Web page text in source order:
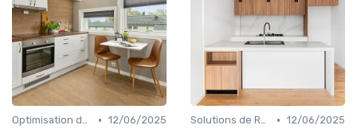
Optimisation de l'Espace • 12/06/2025
Solutions de Rangement Intelligentes • 12/06/2025